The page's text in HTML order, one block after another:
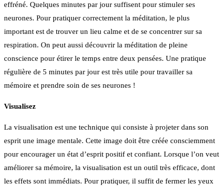
effréné. Quelques minutes par jour suffisent pour stimuler ses
neurones. Pour pratiquer correctement la méditation, le plus
important est de trouver un lieu calme et de se concentrer sur sa
respiration. On peut aussi découvrir la méditation de pleine
conscience pour étirer le temps entre deux pensées. Une pratique
régulière de 5 minutes par jour est très utile pour travailler sa
mémoire et prendre soin de ses neurones !
Visualisez
La visualisation est une technique qui consiste à projeter dans son
esprit une image mentale. Cette image doit être créée consciemment
pour encourager un état d’esprit positif et confiant. Lorsque l’on veut
améliorer sa mémoire, la visualisation est un outil très efficace, dont
les effets sont immédiats. Pour pratiquer, il suffit de fermer les yeux